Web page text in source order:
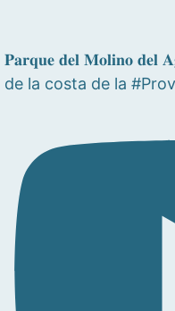
𝐏𝐚𝐫𝐪𝐮𝐞 𝐝𝐞𝐥 𝐌𝐨𝐥𝐢𝐧𝐨
de la costa de la